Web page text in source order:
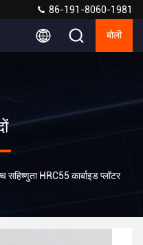
86-191-8060-1981
बोली
सहिष्णुता HRC55 कार्बाइड प्लॉटर